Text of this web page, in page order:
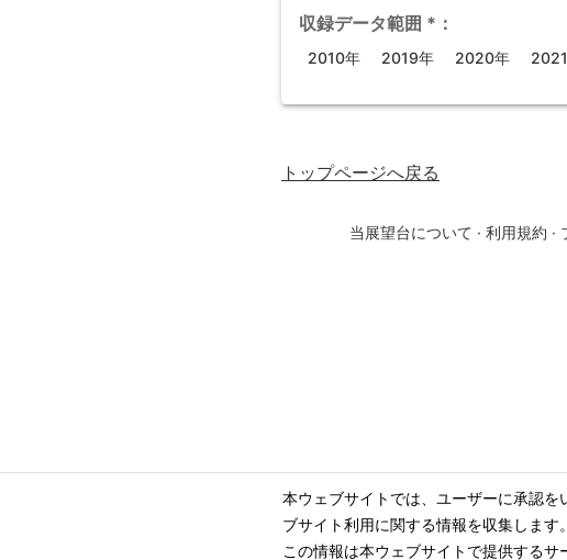
本ウェブサイトでは、ユーザーに承認
ブサイト利用に関する情報を収集します
この情報は本ウェブサイトで提供する
収録データ範囲 * ：
2010年 2019年 2020年
トップページへ戻る
当展望台について · 利用規約 ·